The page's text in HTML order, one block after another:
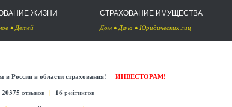
ЖИЗНИ
•Детей
СТРАХОВАНИЕ ИМУЩЕСТВА
Дом •Дача • Юридических лиц
России в области страхования!
ИНВЕСТОРАМ!
20375 отзывов | 16 рейтингов